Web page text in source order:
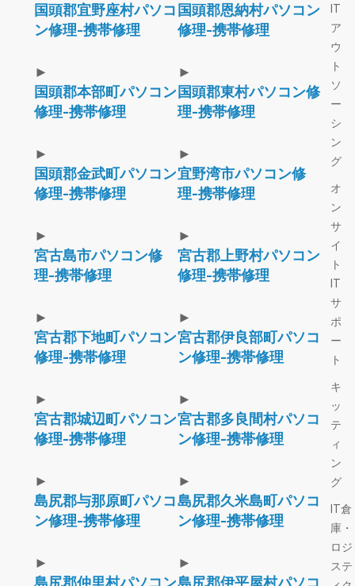
国頭郡宜野座村パソコ
ン修理-携帯修理
国頭郡恩納村パソコン
修理-携帯修理
►
国頭郡本部町パソコン
修理-携帯修理
►
国頭郡東村パソコン修
理-携帯修理
►
国頭郡金武町パソコン
修理-携帯修理
►
宜野湾市パソコン修
理-携帯修理
►
宮古島市パソコン修
理-携帯修理
►
宮古郡上野村パソコン
修理-携帯修理
►
宮古郡下地町パソコン
修理-携帯修理
►
宮古郡伊良部町パソコ
ン修理-携帯修理
►
宮古郡城辺町パソコン
修理-携帯修理
►
宮古郡多良間村パソコ
ン修理-携帯修理
►
島尻郡与那原町パソコ
ン修理-携帯修理
►
島尻郡久米島町パソコ
ン修理-携帯修理
►
►
IT
ア
ウ
ト
ソ
ー
シ
ン
グ
オ
ン
サ
イ
ト
IT
サ
ポ
ー
ト
キ
ッ
テ
ィ
ン
グ
IT倉
庫・
ロジ
ステ